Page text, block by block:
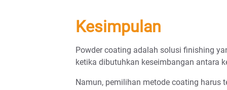
Kesimpulan
Powder coating adalah solusi finishing
ketika dibutuhkan keseimbangan antara
Namun, pemilihan metode coating harus